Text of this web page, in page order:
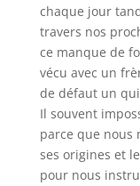
chaque jour
travers nos
ce manque de
vécu avec un
de défaut un
Il souvent
parce que nous
ses origines et
pour nous